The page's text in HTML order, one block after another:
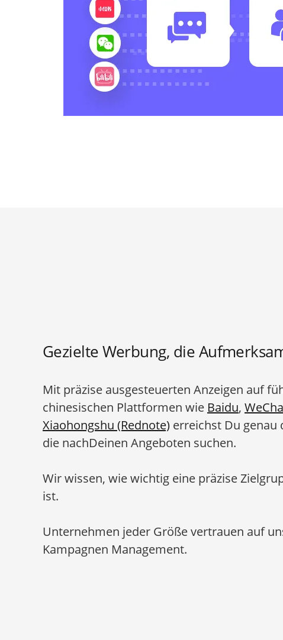
Gezielte Werbung, die
Mit präzise ausgesteuerten Anzeigen auf
chinesischen Plattformen wie Baidu,
Xiaohongshu (Rednote) erreichst Du genau
die nachDeinen Angeboten suchen.
Wir wissen, wie wichtig eine präzise
ist.
Unternehmen jeder Größe vertrauen auf
Kampagnen Management.